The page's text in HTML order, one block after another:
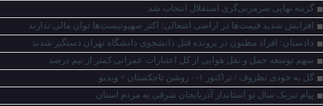
گزینه نهایی سرمربی‌گری استقلال انتخاب شد
افزایش شدید قیمت‌ها در اراضی اشغالی؛ اکثر صهیونیست‌ها توان مالی ندارند
دادستان: افراد مظنون در پرونده قتل دانشجوی دانشگاه تهران دستگیر شدند
سهم توسعه حمل و نقل هوایی از کل اعتبارات عمرانی کمتر از نیم درصد
گل به خودی نظروف / تراکتور ۱-۰ روشن تاجکستان + ویدیو
پیام تبریک سال نو استاندار آذربایجان شرقی به مردم استان